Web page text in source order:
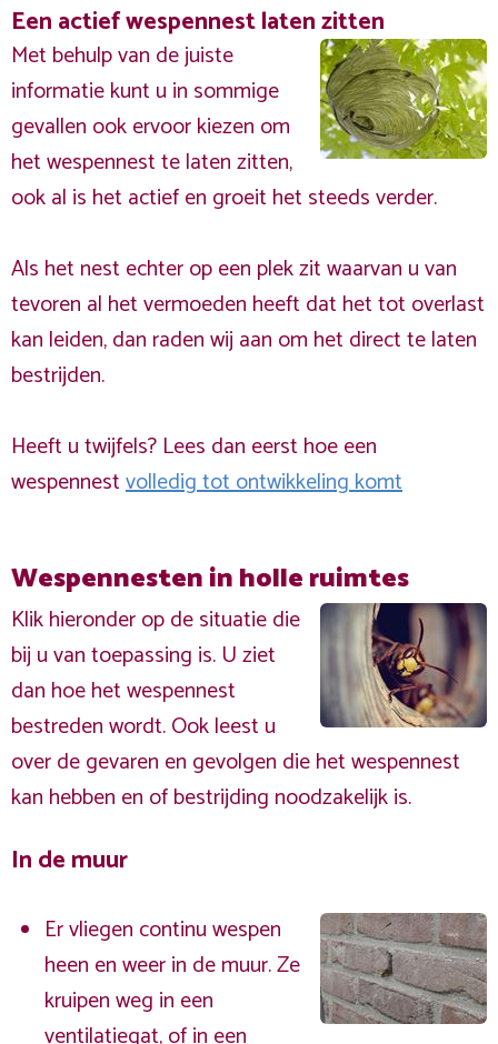
Een actief wespennest laten zitten
Met behulp van de juiste
informatie kunt u in sommige
gevallen ook ervoor kiezen om
het wespennest te laten zitten,
ook al is het actief en groeit het steeds verder.
Als het nest echter op een plek zit waarvan u van
tevoren al het vermoeden heeft dat het tot overlast
kan leiden, dan raden wij aan om het direct te laten
bestrijden.
Heeft u twijfels? Lees dan eerst hoe een
wespennestvolledig tot ontwikkeling komt
Wespennesten in holle ruimtes
Klik hieronder op de situatie die
bij u van toepassing is. U ziet
dan hoe het wespennest
bestreden wordt. Ook leest u
over de gevaren en gevolgen die het wespennest
kan hebben en of bestrijding noodzakelijk is.
In de muur
Er vliegen continu wespen
heen en weer in de muur. Ze
kruipen weg in een